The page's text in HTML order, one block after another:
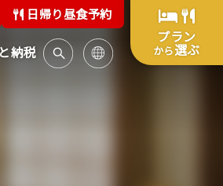
日帰り昼食予約
納税
プラン
から選ぶ